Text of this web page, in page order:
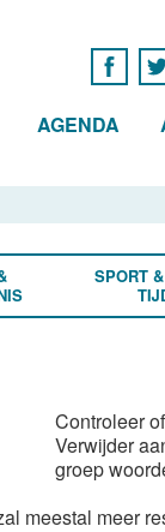
AGENDA
SPORT
Controleer
Verwijder
groep
meestal meer